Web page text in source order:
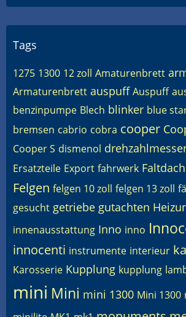
Tags
1275 1300 12 zoll Amaturenbrett
Armaturenbrett auspuff Auspuff
benzinpumpe Blech blinker blue
bremsen cabrio cobra cooper
Cooper S dismenol
Ersatzteile Export fahrwerk Faltdach
Felgen felgen 10 zoll felgen 13 zoll
gesucht getriebe gutachten
innenausstattung Inno inno
innocenti instrumente interieur
Karosserie Kupplung kupplung
mini Mini mini 1300 Mini 1300